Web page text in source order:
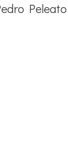
Peleato